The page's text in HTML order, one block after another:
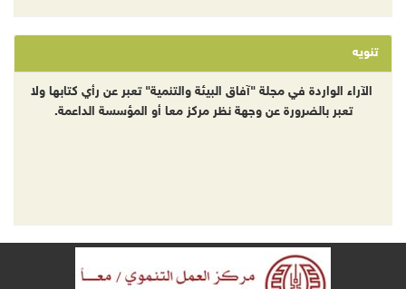
تنويه
الآراء الواردة في مجلة "آفاق البيئة والتنمية" تعبر عن رأي كتابها ولا
تعبر بالضرورة عن وجهة نظر مركز معا أو المؤسسة الداعمة.